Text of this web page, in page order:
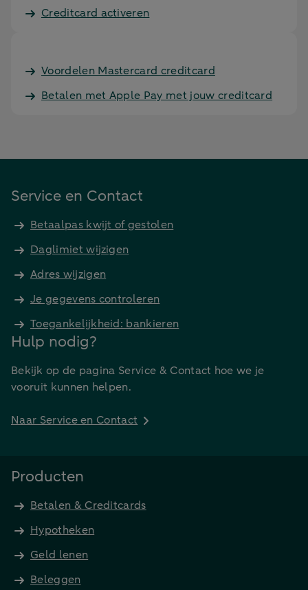
Creditcard activeren
Voordelen Mastercard creditcard
Betalen met Apple Pay met jouw creditcard
Service en Contact
Betaalpas kwijt of gestolen
Daglimiet wijzigen
Adres wijzigen
Je gegevens controleren
Toegankelijkheid: bankieren
Hulp nodig?
Bekijk op de pagina Service & Contact hoe we je
vooruit kunnen helpen.
Naar Service en Contact
Producten
Betalen & Creditcards
Hypotheken
Geld lenen
Beleggen